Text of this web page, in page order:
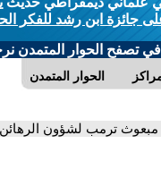
جائزة ابن رشد للفكر
تصفح الحوار المتمدن
الحوار المتمدن
مبعوث ترمب لشؤون